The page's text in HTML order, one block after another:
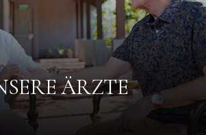
ÄRZTE